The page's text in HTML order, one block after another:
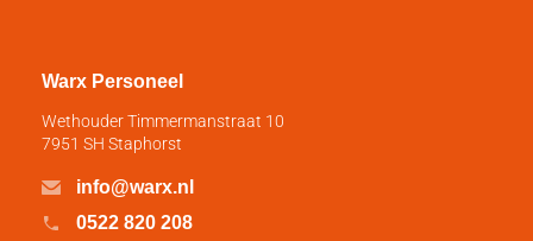
Warx Personeel
Wethouder Timmermanstraat 10
7951 SH Staphorst
info@warx.nl
0522 820 208